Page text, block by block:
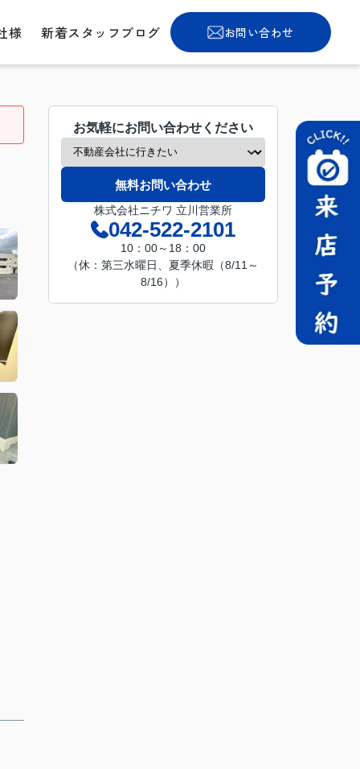
様 新着スタッフブログ お問い合わせ
お気軽にお問い合わせください
無料お問い合わせ
株式会社ニチワ 立川営業所
042-522-2101
10：00～18：00
（休：第三水曜日、夏季休暇（8/11～
8/16））